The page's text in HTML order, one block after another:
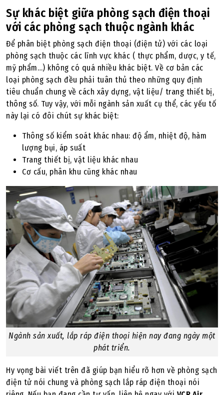
Sự khác biệt giữa phòng sạch điện thoại
với các phòng sạch thuộc ngành khác
Để phân biệt phòng sạch điện thoại (điện tử) với các loại
phòng sạch thuộc các lĩnh vực khác ( thực phẩm, dược, y tế,
mỹ phẩm…) không có quá nhiều khác biệt. Về cơ bản các
loại phòng sạch đều phải tuân thủ theo những quy định
tiêu chuẩn chung về cách xây dựng, vật liệu/ trang thiết bị,
thông số. Tuy vậy, với mỗi ngành sản xuất cụ thể, các yếu tố
này lại có đôi chút sự khác biệt:
Thông số kiểm soát khác nhau: độ ẩm, nhiệt độ, hàm
lượng bụi, áp suất
Trang thiết bị, vật liệu khác nhau
Cơ cấu, phân khu cũng khác nhau
Ngành sản xuất, lắp ráp điện thoại hiện nay đang ngày một
phát triển.
Hy vọng bài viết trên đã giúp bạn hiểu rõ hơn về phòng sạch
điện tử nói chung và phòng sạch lắp ráp điện thoại nói